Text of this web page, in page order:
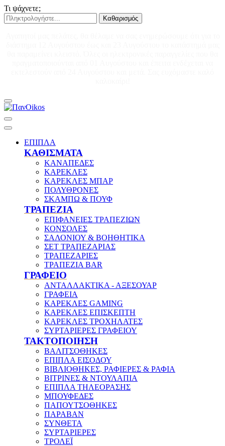
Τι ψάχνετε;
Καθαρισμός
ΕΠΙΠΛΑ
ΚΑΘΙΣΜΑΤΑ
ΚΑΝΑΠΕΔΕΣ
ΚΑΡΕΚΛΕΣ
ΚΑΡΕΚΛΕΣ ΜΠΑΡ
ΠΟΛΥΘΡΟΝΕΣ
ΣΚΑΜΠΩ & ΠΟΥΦ
ΤΡΑΠΕΖΙΑ
ΕΠΙΦΑΝΕΙΕΣ ΤΡΑΠΕΖΙΩΝ
ΚΟΝΣΟΛΕΣ
ΣΑΛΟΝΙΟΥ & ΒΟΗΘΗΤΙΚΑ
ΣΕΤ ΤΡΑΠΕΖΑΡΙΑΣ
ΤΡΑΠΕΖΑΡΙΕΣ
ΤΡΑΠΕΖΙΑ BAR
ΓΡΑΦΕΙΟ
ΑΝΤΑΛΛΑΚΤΙΚΑ - ΑΞΕΣΟΥΑΡ
ΓΡΑΦΕΙΑ
ΚΑΡΕΚΛΕΣ GAMING
ΚΑΡΕΚΛΕΣ ΕΠΙΣΚΕΠΤΗ
ΚΑΡΕΚΛΕΣ ΤΡΟΧΗΛΑΤΕΣ
ΣΥΡΤΑΡΙΕΡΕΣ ΓΡΑΦΕΙΟΥ
ΤΑΚΤΟΠΟΙΗΣΗ
ΒΑΛΙΤΣΟΘΗΚΕΣ
ΕΠΙΠΛΑ ΕΙΣΟΔΟΥ
ΒΙΒΛΙΟΘΗΚΕΣ, ΡΑΦΙΕΡΕΣ & ΡΑΦΙΑ
ΒΙΤΡΙΝΕΣ & ΝΤΟΥΛΑΠΙΑ
ΕΠΙΠΛΑ ΤΗΛΕΟΡΑΣΗΣ
ΜΠΟΥΦΕΔΕΣ
ΠΑΠΟΥΤΣΟΘΗΚΕΣ
ΠΑΡΑΒΑΝ
ΣΥΝΘΕΤΑ
ΣΥΡΤΑΡΙΕΡΕΣ
ΤΡΟΛΕΪ